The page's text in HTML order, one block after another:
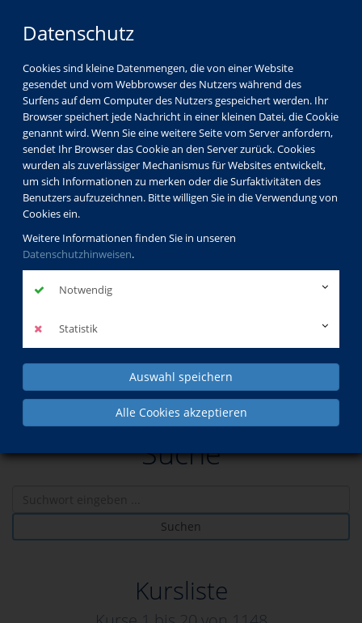
Datenschutz
Cookies sind kleine Datenmengen, die von einer Website
gesendet und vom Webbrowser des Nutzers während des
Surfens auf dem Computer des Nutzers gespeichert werden. Ihr
Browser speichert jede Nachricht in einer kleinen Datei, die Cookie
genannt wird. Wenn Sie eine weitere Seite vom Server anfordern,
sendet Ihr Browser das Cookie an den Server zurück. Cookies
wurden als zuverlässiger Mechanismus für Websites entwickelt,
um sich Informationen zu merken oder die Surfaktivitäten des
Benutzers aufzuzeichnen. Bitte willigen Sie in die Verwendung von
Cookies ein.
Weitere Informationen finden Sie in unseren
Datenschutzhinweisen.
Notwendig
Statistik
Auswahl speichern
Alle Cookies akzeptieren
Suche
Suchen
Kursliste